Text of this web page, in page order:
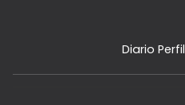
Diario Perfil